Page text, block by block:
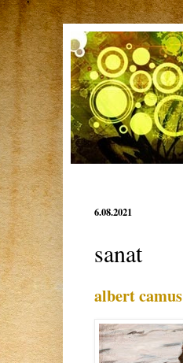
6.08.2021
sanat
albert camus